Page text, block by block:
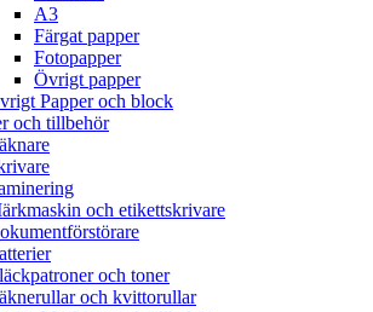
A3
Färgat papper
Fotopapper
Övrigt papper
Papper och block
och tillbehör
och etikettskrivare
och toner
och kvittorullar